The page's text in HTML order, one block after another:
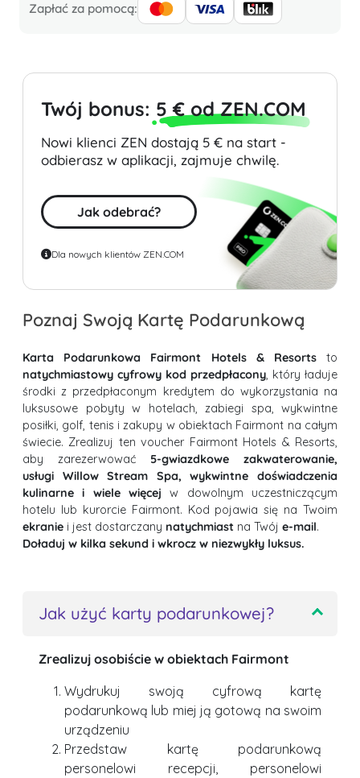
Zapłać za pomocą:
Twój bonus: 5 € od ZEN.COM
Nowi klienci ZEN dostają 5 € na start -
odbierasz w aplikacji, zajmuje chwilę.
Jak odebrać?
Dla nowych klientów ZEN.COM
Poznaj Swoją Kartę Podarunkową
Karta Podarunkowa Fairmont Hotels & Resortsto
natychmiastowy cyfrowy kod przedpłacony, który ładuje
środki z przedpłaconym kredytem do wykorzystania na
luksusowe pobyty w hotelach, zabiegi spa, wykwintne
posiłki, golf, tenis i zakupy w obiektach Fairmont na całym
świecie. Zrealizuj ten voucher Fairmont Hotels & Resorts,
aby zarezerwować 5-gwiazdkowe zakwaterowanie,
usługi Willow Stream Spa, wykwintne doświadczenia
kulinarne i wiele więcej w dowolnym uczestniczącym
hotelu lub kurorcie Fairmont. Kod pojawia się na Twoim
ekranie i jest dostarczany natychmiast na Twój e-mail.
Doładuj w kilka sekund i wkrocz w niezwykły luksus.
Jak użyć karty podarunkowej?
Zrealizuj osobiście w obiektach Fairmont
Wydrukuj swoją cyfrową kartę
podarunkową lub miej ją gotową na swoim
urządzeniu
Przedstaw kartę podarunkową
personelowi recepcji, personelowi